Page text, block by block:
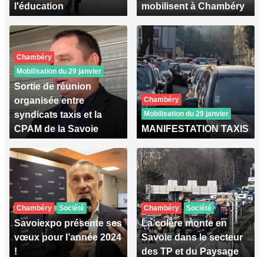
l'éducation
mobilisent à Chambéry
Chambéry
Mobilisation du 29 janvier
Sortie de réunion
organisée entre
syndicats taxis et la
CPAM de la Savoie
Chambéry
Mobilisation du 29 janvier
MANIFESTATION TAXIS
Chambéry Société
Savoiexpo présente ses
vœux pour l’année 2024
!
Chambéry Société
La colère monte en
Savoie dans le secteur
des TP et du Paysage